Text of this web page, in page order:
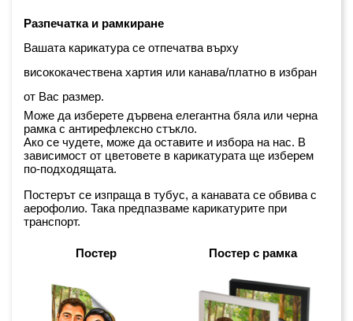
Разпечатка и рамкиране
Вашата карикатура се отпечатва върху
висококачествена хартия или канава/платно в избран
от Вас размер.
Може да изберете дървена елегантна бяла или черна
рамка с антирефлексно стъкло.
Ако се чудете, може да оставите и избора на нас. В
зависимост от цветовете в карикатурата ще изберем
по-подходящата.
Постерът се изпраща в тубус, а канавата се обвива с
аерофолио. Така предпазваме карикатурите при
транспорт.
Постер Постер с рамка